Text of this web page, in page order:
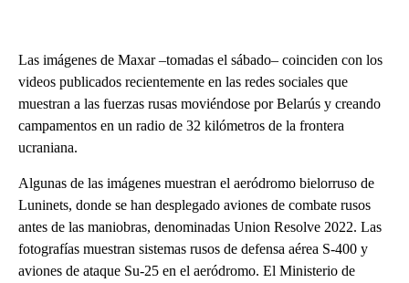
Las imágenes de Maxar –tomadas el sábado– coinciden con los
videos publicados recientemente en las redes sociales que
muestran a las fuerzas rusas moviéndose por Belarús y creando
campamentos en un radio de 32 kilómetros de la frontera
ucraniana.
Algunas de las imágenes muestran el aeródromo bielorruso de
Luninets, donde se han desplegado aviones de combate rusos
antes de las maniobras, denominadas Union Resolve 2022. Las
fotografías muestran sistemas rusos de defensa aérea S-400 y
aviones de ataque Su-25 en el aeródromo. El Ministerio de